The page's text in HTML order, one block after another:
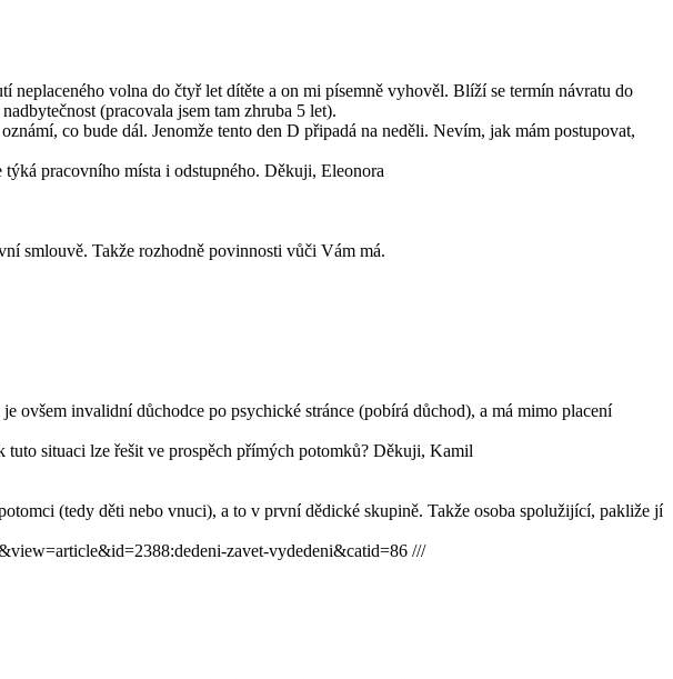
neplaceného volna do čtyř let dítěte a on mi písemně vyhověl. Blíží se termín návratu do
(pracovala jsem tam zhruba 5 let).
co bude dál. Jenomže tento den D připadá na neděli. Nevím, jak mám postupovat,
pracovního místa i odstupného. Děkuji, Eleonora
smlouvě. Takže rozhodně povinnosti vůči Vám má.
ovšem invalidní důchodce po psychické stránce (pobírá důchod), a má mimo placení
situaci lze řešit ve prospěch přímých potomků? Děkuji, Kamil
(tedy děti nebo vnuci), a to v první dědické skupině. Takže osoba spolužijící, pakliže jí
zavet-vydedeni&catid=86 ///